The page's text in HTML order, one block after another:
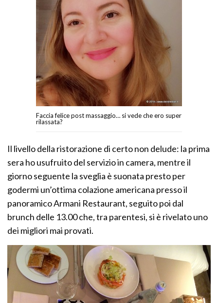
Faccia felice post massaggio… si vede che ero super
rilassata?
Il livello della ristorazione di certo non delude: la prima
sera ho usufruito del servizio in camera, mentre il
giorno seguente la sveglia è suonata presto per
godermi un’ottima colazione americana presso il
panoramico Armani Restaurant, seguito poi dal
brunch delle 13.00 che, tra parentesi, si è rivelato uno
dei migliori mai provati.